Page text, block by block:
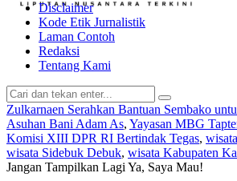
Disclaimer
Kode Etik Jurnalistik
Laman Contoh
Redaksi
Tentang Kami
Zulkarnaen Serahkan Bantuan Sembako
Asuhan Bani Adam As, Yayasan MBG
Komisi XIII DPR RI Bertindak Tegas,
wisata Sidebuk Debuk, wisata Kabupaten
Jangan Tampilkan Lagi Ya, Saya Mau!